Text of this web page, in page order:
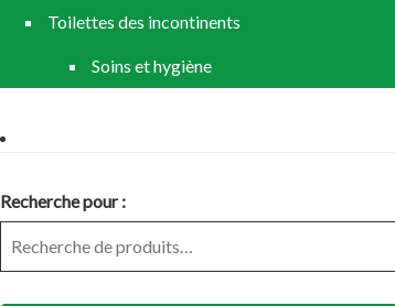
Toilettes des incontinents
Soins et hygiène
Recherche pour :